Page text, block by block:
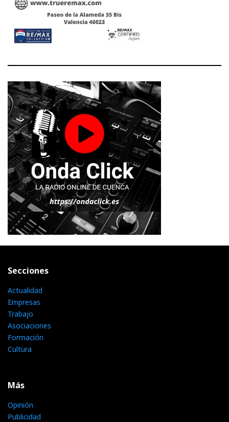
Secciones
Actualidad
Empresas
Trabajo
Asociaciones
Formación
Cultura
Más
Opinión
Publicidad